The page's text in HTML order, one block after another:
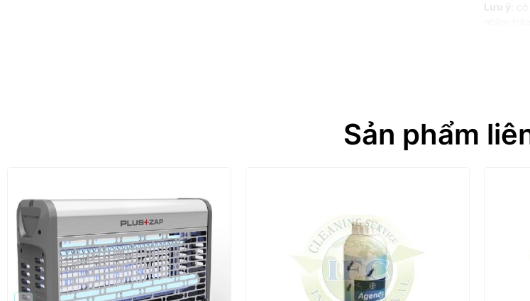
Lưu ý :
hoặc tái
Sản phẩm